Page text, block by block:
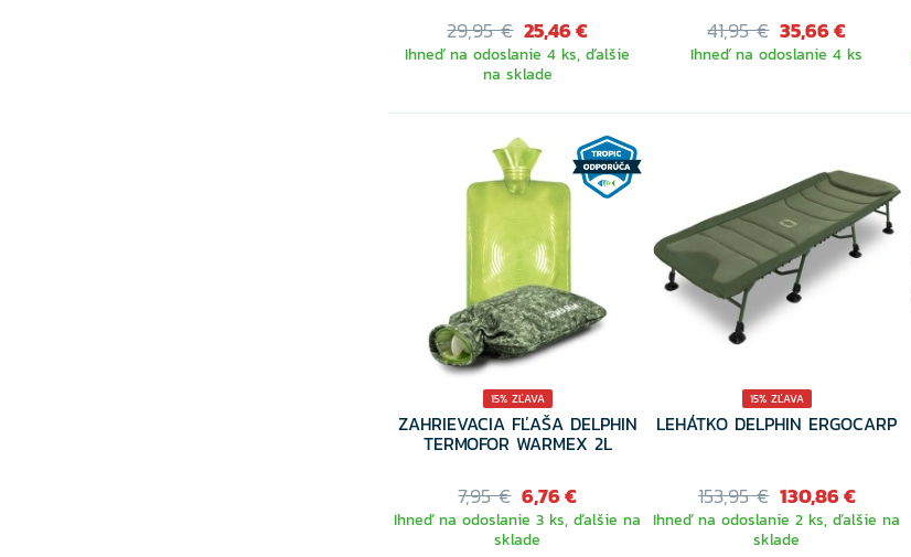
29,95 € 25,46 €
Ihneď na odoslanie 4 ks, ďalšie
na sklade
41,95 € 35,66 €
Ihneď na odoslanie 4 ks
15% ZĽAVA
ZAHRIEVACIA FĽAŠA DELPHIN
TERMOFOR WARMEX 2L
7,95 € 6,76 €
Ihneď na odoslanie 3 ks, ďalšie na
sklade
15% ZĽAVA
LEHÁTKO DELPHIN ERGOCARP
153,95 € 130,86 €
Ihneď na odoslanie 2 ks, ďalšie na
sklade